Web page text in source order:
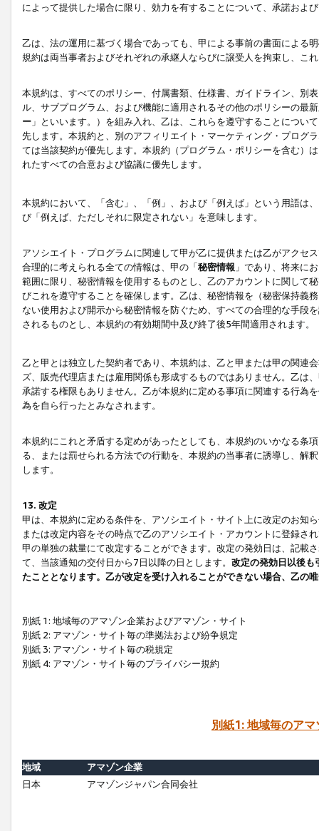
によって提供した場合に限り、効力を有することについて、承諾およ
乙は、法の運用に基づく場合であっても、甲による事前の書面による
規約は両当事者およびそれぞれの承継人ならびに譲受人を拘束し、こ
本規約は、すべてのポリシー、付属書類、仕様書、ガイドライン、別
ル、サブプログラム、および機能に適用されるその他のポリシーの最
ー 」といいます。）を組み入れ、乙は、これらを遵守することにつ
先します。本規約と、別のアフィリエイト・マーケティング・プログ
ては当該契約が優先します。本規約（プログラム・ポリシーを含む）
れたすべての合意および協議に優先します。
本規約において、「含む」、「例」、および「例えば」という用語は
び「例えば、ただしそれに限定されない」を意味します。
アソシエイト・プログラムに関連して甲が乙に提供または乙がアクセ
合理的に考えられる全ての情報は、甲の「秘密情報 」であり、将来に
範囲に限り、秘密情報を使用するものとし、乙のアカウントに関して
びこれを遵守することを確保します。乙は、秘密情報を（秘密保持義
ない使用および開示から秘密情報を防ぐため、すべての合理的な手段
されるものとし、本規約の有効期間中及び終了後5年間適用されます。
乙と甲とは独立した契約者であり、本規約は、乙と甲または甲の関連
ズ、販売代理店または雇用関係も形成するものではありません。乙は
承諾する権限もありません。乙が本規約に定める事項に関連する行為
為を自ら行ったとみなされます。
本規約にこれと矛盾する定めがあったとしても、本規約のいかなる条
る、または罰せられる方法での行動を、本規約の当事者に誘導し、解
します。
13. 改定
甲は、本規約に定める条件を、アソシエイト・サイト上に改定のお知
または改定内容をその時点で乙のアソシエイト・アカウントに登録さ
甲の単独の裁量にて改定することができます。改定の発効日は、記載
て、当該通知の交付日から7日以降の日とします。 改定の発効日以後も
たこととなります。乙が改定を受け入れることができない場合、乙の
別紙 1: 地域毎のアマゾン企業およびアマゾン・サイト
別紙 2: アマゾン・サイト毎の準拠法および紛争規定
別紙 3: アマゾン・サイト毎の税規定
別紙 4: アマゾン・サイト毎のプライバシー規約
別紙1: 地域毎のア
地域
アマゾン企業
日本
アマゾンジャパン合同会社